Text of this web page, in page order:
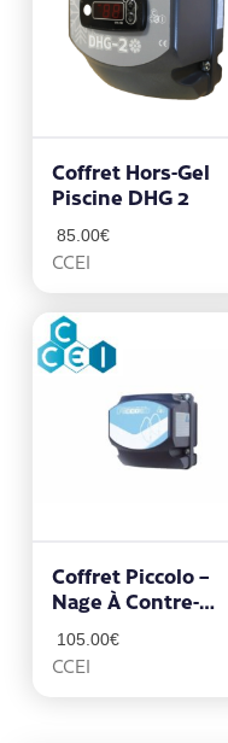
Coffret Hors-Gel
Piscine DHG 2
85.00€
CCEI
Coffret Piccolo –
Nage À Contre-
Courant
105.00€
CCEI